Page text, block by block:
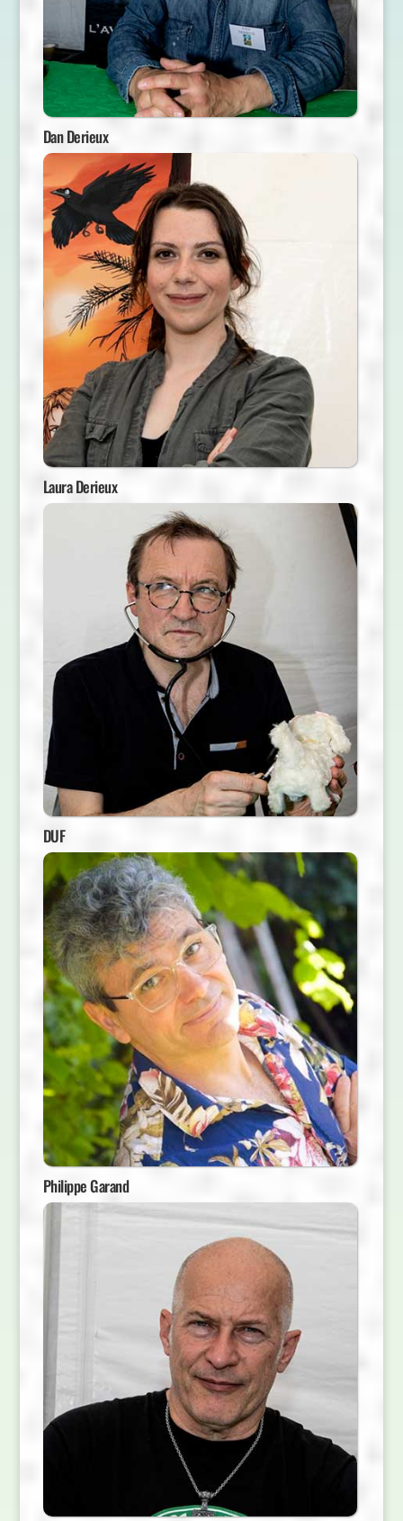
Dan Derieux
Laura Derieux
DUF
Philippe Garand